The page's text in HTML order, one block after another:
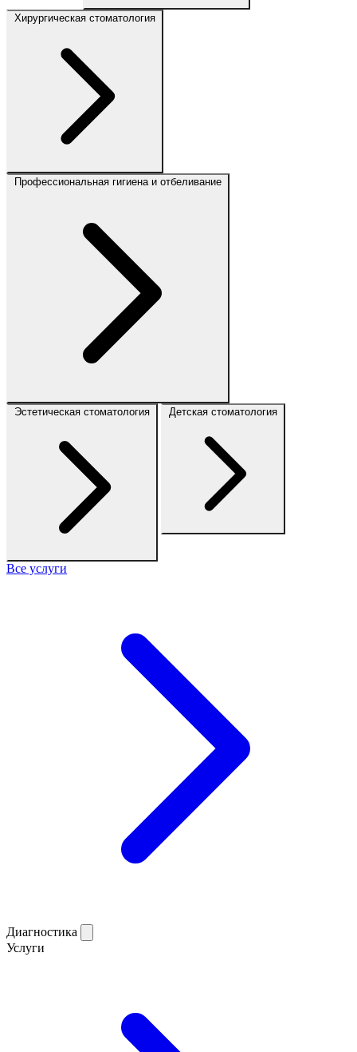
Хирургическая стоматология
Профессиональная гигиена и отбеливание
Эстетическая стоматология Детская стоматология
Все услуги
Диагностика
Услуги